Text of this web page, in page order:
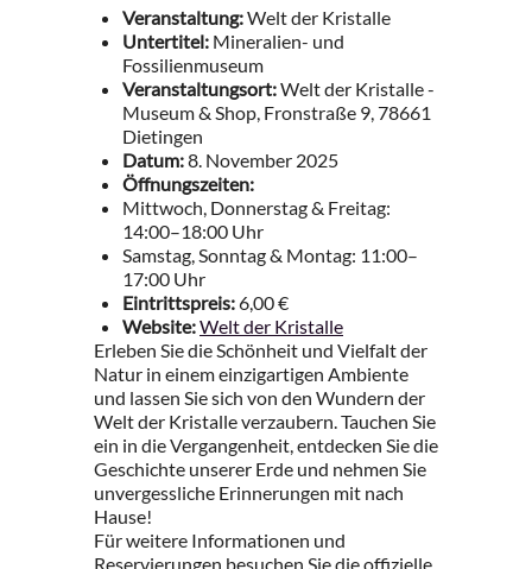
Veranstaltung:Welt der Kristalle
Untertitel: Mineralien- und
Fossilienmuseum
Veranstaltungsort:Welt der Kristalle -
Museum & Shop, Fronstraße 9, 78661
Dietingen
Datum:8. November 2025
Öffnungszeiten:
Mittwoch, Donnerstag & Freitag:
14:00–18:00 Uhr
Samstag, Sonntag & Montag: 11:00–
17:00 Uhr
Eintrittspreis:6,00 €
Website:Welt der Kristalle
Erleben Sie die Schönheit und Vielfalt der
Natur in einem einzigartigen Ambiente
und lassen Sie sich von den Wundern der
Welt der Kristalle verzaubern. Tauchen Sie
ein in die Vergangenheit, entdecken Sie die
Geschichte unserer Erde und nehmen Sie
unvergessliche Erinnerungen mit nach
Hause!
Für weitere Informationen und
Reservierungen besuchen Sie die offizielle